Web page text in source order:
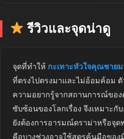
รีวิวและจุดน่าดู
จุดที่ทำให้ กะเทาะหัวใจคุณชายม
ที่ตรงไปตรงมาและไม่อ้อมค้อม ตั
ความอยากรู้จากสถานการณ์ขอ
ซับซ้อนของโลกเรื่อง จึงเหมาะกั
ยังต้องการอารมณ์ดราม่าหรือจุ
คือบางช่วงอาจใช้สูตรคุ้นมือของ